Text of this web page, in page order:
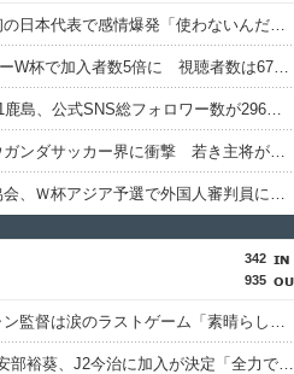
【サッカー】初の日本代表で感情爆発「使わないんだったら呼ぶな！」 涙ながらに訴え「俺を何で選んだんだ？」ストライカーの意地
DAZN サッカーW杯で加入者数5倍に 視聴者数は6700万人 総視聴数も4億超え
【サッカー】J1鹿島、公式SNS総フォロワー数が296万人超えでJクラブ最多に 海外発信強化が結実
【サッカー】ウガンダサッカー界に衝撃 若き主将が死去 携帯電話強盗に抵抗した末に石で滅多打ち… 国民が怒り「リーダーを失った」
韓国サッカー協会、Ｗ杯アジア予選で外国人審判員に性的接待か…韓国放送局が独占報道
342
935
仏代表、デシャン監督は涙のラストゲーム「素晴らしい冒険だった」 来週にもジダン新監督が就任へ
浦和退団のMF安部裕葵、J2今治に加入が決定「全力で頑張ります」（関連まとめ）